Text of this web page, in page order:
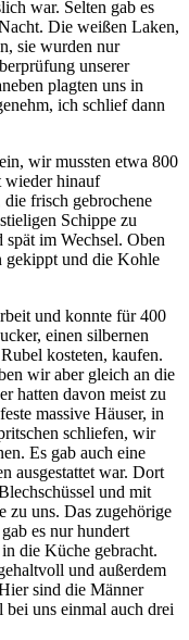
war. Selten gab es
Die weißen Laken,
sie wurden nur
unserer
plagten uns in
ich schlief dann
wir mussten etwa 800
wieder hinauf
frisch gebrochene
Schippe zu
im Wechsel. Oben
gekippt und die Kohle
und konnte für 400
einen silbernen
kosteten, kaufen.
wir aber gleich an die
hatten davon meist zu
massive Häuser, in
schliefen, wir
Es gab auch eine
ausgestattet war. Dort
und mit
zu uns. Das zugehörige
es nurhundert
die Küche gebracht.
und außerdem
sind die Männer
bei uns einmal auch drei